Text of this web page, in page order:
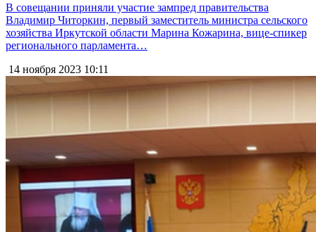
В совещании приняли участие зампред правительства
Владимир Читоркин, первый заместитель министра сельского
хозяйства Иркутской области Марина Кожарина, вице-спикер
регионального парламента…
14 ноября 2023 10:11